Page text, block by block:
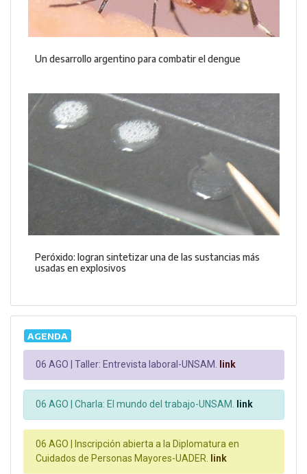
Un desarrollo argentino para combatir el dengue
Peróxido: logran sintetizar una de las sustancias más
usadas en explosivos
AGENDA
06 AGO | Taller: Entrevista laboral-UNSAM. link
06 AGO | Charla: El mundo del trabajo-UNSAM. link
06 AGO |
Inscripción abierta a la Diplomatura en
Cuidados de Personas Mayores-UADER. link